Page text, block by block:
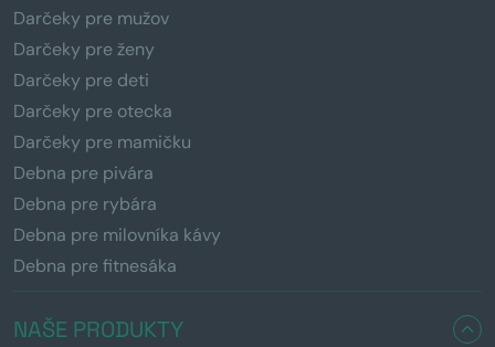
Darčeky pre mužov
Darčeky pre ženy
Darčeky pre deti
Darčeky pre otecka
Darčeky pre mamičku
Debna pre pivára
Debna pre rybára
Debna pre milovníka kávy
Debna pre fitnesáka
NAŠE PRODUKTY